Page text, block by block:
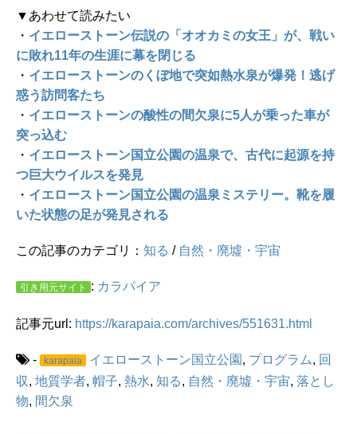
▼あわせて読みたい
・ イエローストーン伝説の「オオカミの女王」が、戦い
に敗れ11年の生涯に幕を閉じる
・ イエローストーンのくぼ地で突如熱水泉が爆発！逃げ
惑う訪問客たち
・ イエローストーンの酸性の間欠泉に5人が乗った車が
突っ込む
・ イエローストーン国立公園の温泉で、古代に起源を持
つ巨大ウイルスを発見
・ イエローストーン国立公園の温泉ミステリー。靴を履
いた状態の足が発見される
この記事のカテゴリ： 知る / 自然・廃墟・宇宙
引き用元サイト : カラパイア
記事元url: https://karapaia.com/archives/551631.html
- karapaia イエローストーン国立公園 , プログラム, 回
収, 地質学者, 帽子, 熱水, 知る, 自然・廃墟・宇宙, 落とし
物, 間欠泉